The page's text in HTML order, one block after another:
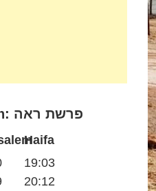
Weekly Torah Portion: פרשת ראה
Haifa
19:03
20:12